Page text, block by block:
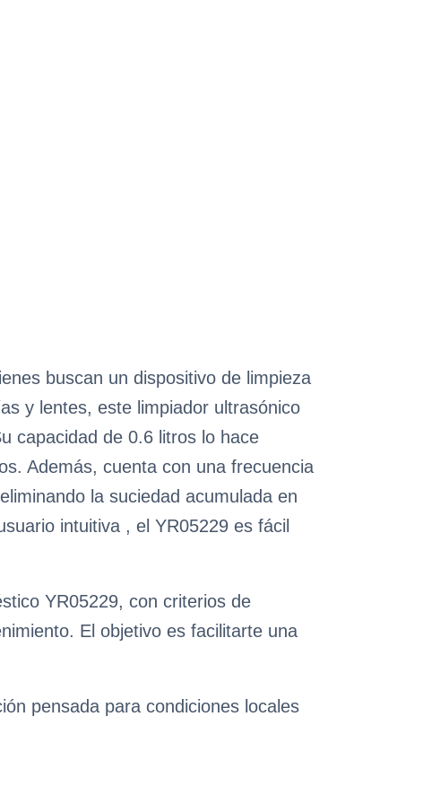
buscan un dispositivo de limpieza
y lentes, este limpiador ultrasónico
capacidad de 0.6 litros lo hace
Además, cuenta con una frecuencia
la suciedad acumulada en
intuitiva , el YR05229 es fácil
YR05229, con criterios de
El objetivo es facilitarte una
pensada para condiciones locales